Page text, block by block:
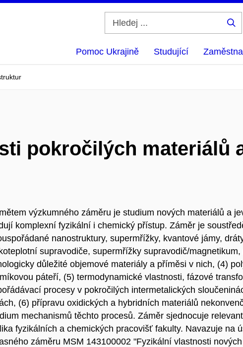
Pomoc Ukrajině Studující
pokročilých materiálů
výzkumného záměru je studium nových materiálů a
komplexní fyzikální i chemický přístup. Záměr je
nanostruktury, supermřížky, kvantové jámy,
supravodiče, supermřížky supravodič/magnetikum,
důležité objemové materiály a příměsi v nich, (4)
páteří, (5) termodynamické vlastnosti, fázové
procesy v pokročilých intermetalických
(6) přípravu oxidických a hybridních materiálů
mechanismů těchto procesů. Záměr sjednocuje
fyzikálních a chemických pracovišť fakulty. Navazuje na
záměru MSM 143100002 "Fyzikální vlastnosti